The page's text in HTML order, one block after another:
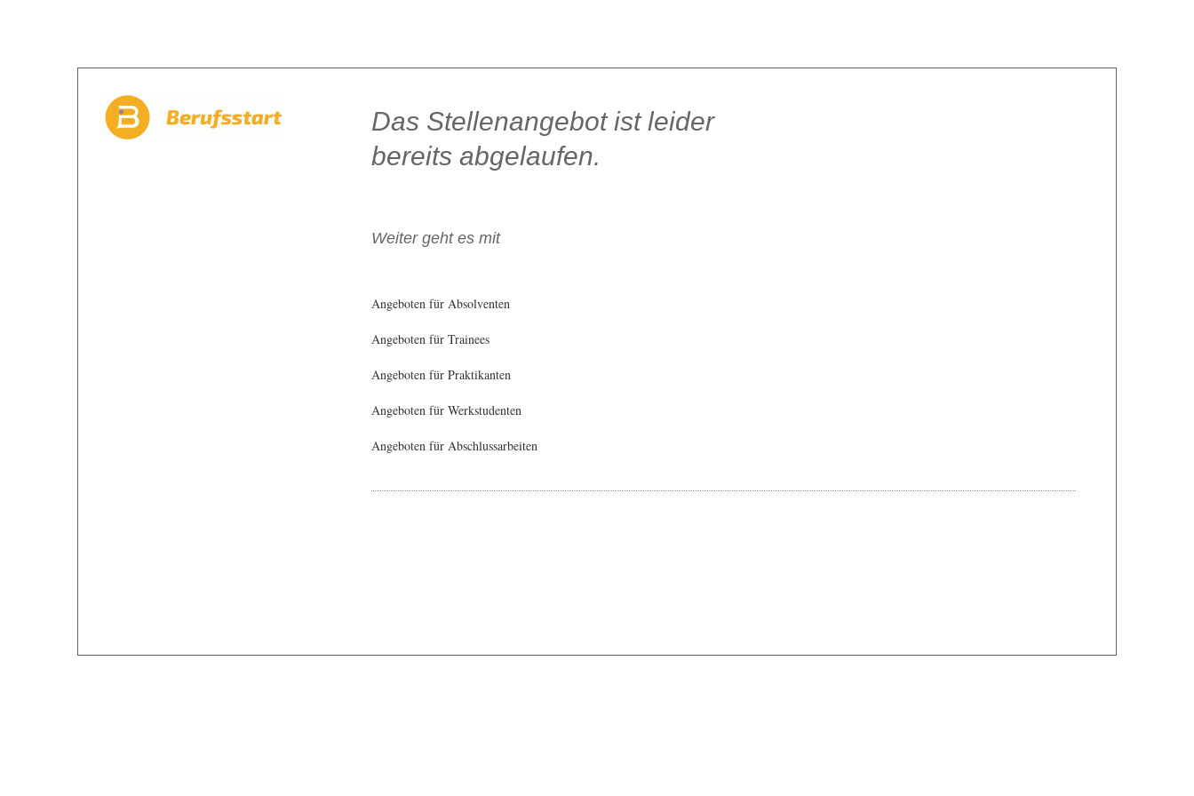
Das Stellenangebot ist leider
bereits abgelaufen.
Weiter geht es mit
Angeboten für Absolventen
Angeboten für Trainees
Angeboten für Praktikanten
Angeboten für Werkstudenten
Angeboten für Abschlussarbeiten